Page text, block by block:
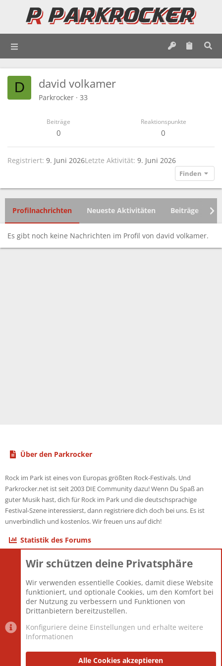
D david volkamer
Parkrocker · 33
Beiträge
0
Reaktionspunkte
0
Registriert 9. Juni 2026Letzte Aktivität 9. Juni 2026
Finden
Profilnachrichten Neueste Aktivitäten Beiträge
Es gibt noch keine Nachrichten im Profil von david volkamer.
Über den Parkrocker
Rock im Park ist eines von Europas größten Rock-Festivals. Und
Parkrocker.net ist seit 2003 DIE Community dazu! Wenn Du Spaß an
guter Musik hast, dich für Rock im Park und die deutschsprachige
Festival-Szene interessierst, dann registriere dich doch bei uns. Es ist
unverbindlich und kostenlos. Wir freuen uns auf dich!
Statistik des Forums
Themen
Mitglieder
12.427
Neuestes Mitglied
Berlin
Datenschutzerklärung Impressum
Wir schützen deine Privatsphäre
Wir verwenden essentielle Cookies, damit diese Website
funktioniert, und optionale Cookies, um den Komfort bei
der Nutzung zu verbessern und Funktionen von
Drittanbietern bereitzustellen.
Konfiguriere deine Einstellungen und erhalte weitere
Informationen
Alle Cookies akzeptieren